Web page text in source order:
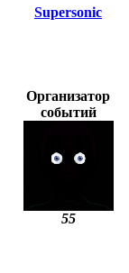
Supersonic
Организатор
событий
55